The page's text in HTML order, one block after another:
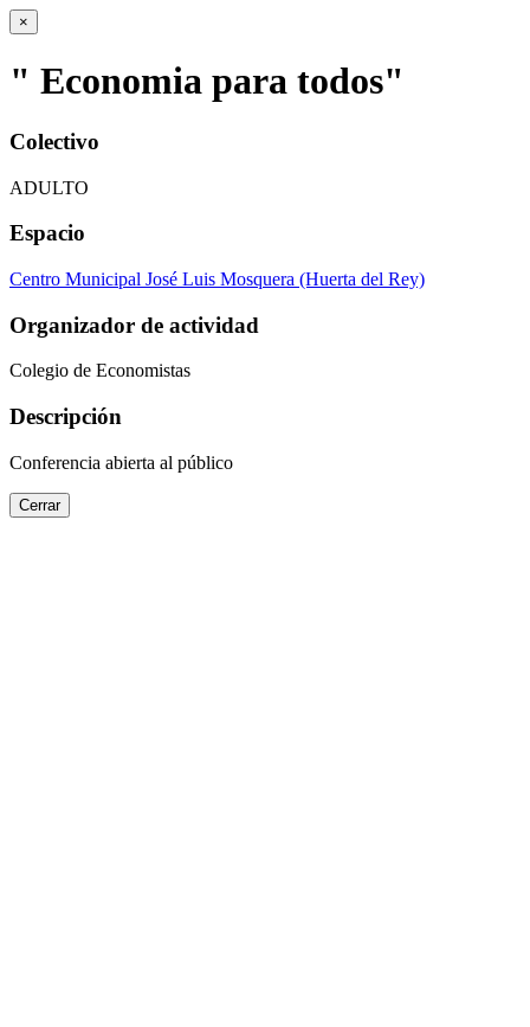
×
" Economia para todos"
Colectivo
ADULTO
Espacio
Centro Municipal José Luis Mosquera (Huerta del Rey)
Organizador de actividad
Colegio de Economistas
Descripción
Conferencia abierta al público
Cerrar